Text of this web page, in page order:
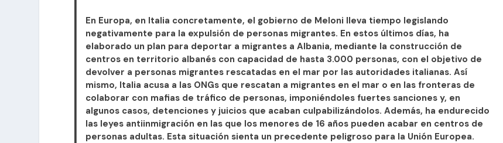
En Europa, en Italia concretamente, el gobierno de Meloni lleva tiempo legislando
negativamente para la expulsión de personas migrantes. En estos últimos días, ha
elaborado un plan para deportar a migrantes a Albania, mediante la construcción de
centros en territorio albanés con capacidad de hasta 3.000 personas, con el objetivo de
devolver a personas migrantes rescatadas en el mar por las autoridades italianas. Así
mismo, Italia acusa a las ONGs que rescatan a migrantes en el mar o en las fronteras de
colaborar con mafias de tráfico de personas, imponiéndoles fuertes sanciones y, en
algunos casos, detenciones y juicios que acaban culpabilizándolos. Además, ha endurecido
las leyes antiinmigración en las que los menores de 16 años pueden acabar en centros de
personas adultas. Esta situación sienta un precedente peligroso para la Unión Europea.